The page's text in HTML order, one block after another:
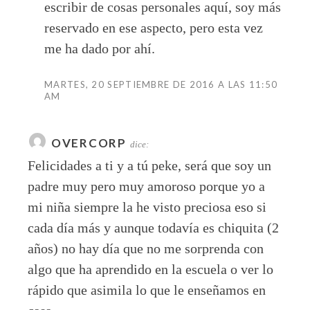
escribir de cosas personales aquí, soy más
reservado en ese aspecto, pero esta vez
me ha dado por ahí.
MARTES, 20 SEPTIEMBRE DE 2016 A LAS 11:50
AM
OVERCORP dice:
Felicidades a ti y a tú peke, será que soy un
padre muy pero muy amoroso porque yo a
mi niña siempre la he visto preciosa eso si
cada día más y aunque todavía es chiquita (2
años) no hay día que no me sorprenda con
algo que ha aprendido en la escuela o ver lo
rápido que asimila lo que le enseñamos en